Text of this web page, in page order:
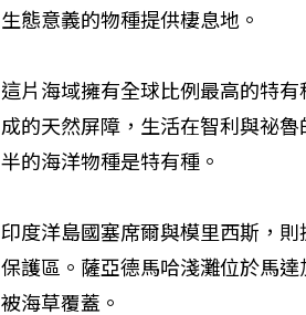
生態意義的物種提供棲息地。
這片海域擁有全球比例最高的特
成的天然屏障，生活在智利與祕
半的海洋物種是特有種。
印度洋島國塞席爾與模里西斯，
保護區。薩亞德馬哈淺灘位於馬
被海草覆蓋。